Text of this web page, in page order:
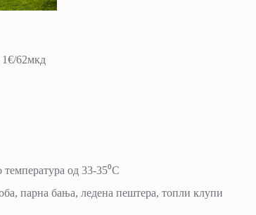
1€/62мкд
од 33-35⁰C
парна бања, ледена пештера, топли клупи